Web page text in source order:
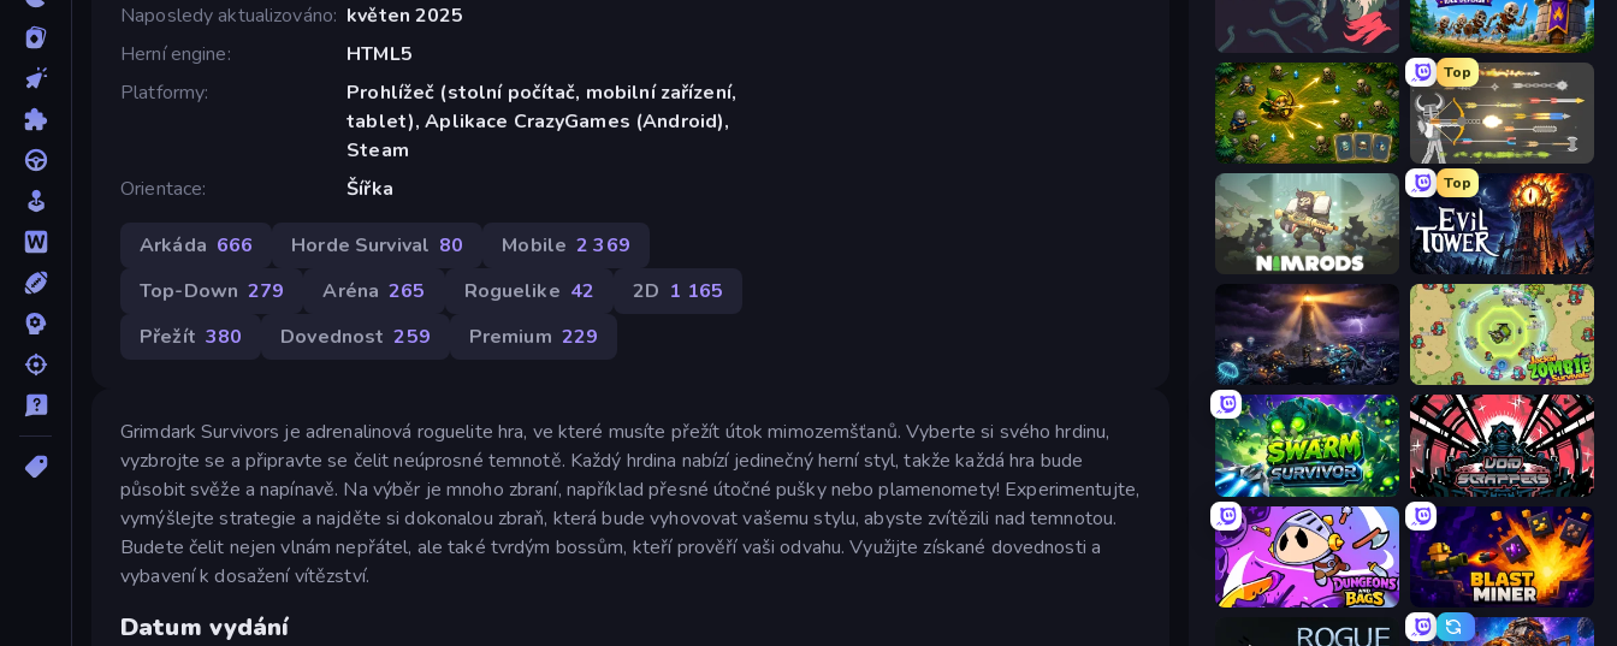
Naposledy aktualizováno květen 2025
Herní engine
HTML5
Platformy
Prohlížeč (stolní počítač, mobilní zařízení,
tablet), Aplikace CrazyGames (Android),
Steam
Orientace
Šířka
Arkáda 666 Horde Survival 80 Mobile 2 369
Top-Down 279 Aréna 265 Roguelike 42 2D 1 165
Přežít 380 Dovednost 259 Premium 229
Grimdark Survivors je adrenalinová roguelite hra, ve které musíte přežít útok mimozemšťanů. Vyberte si svého hrdinu,
vyzbrojte se a připravte se čelit neúprosné temnotě. Každý hrdina nabízí jedinečný herní styl, takže každá hra bude
působit svěže a napínavě. Na výběr je mnoho zbraní, například přesné útočné pušky nebo plamenomety! Experimentujte,
vymýšlejte strategie a najděte si dokonalou zbraň, která bude vyhovovat vašemu stylu, abyste zvítězili nad temnotou.
Budete čelit nejen vlnám nepřátel, ale také tvrdým bossům, kteří prověří vaši odvahu. Využijte získané dovednosti a
vybavení k dosažení vítězství.
Datum vydání
10 Minutes Till Dawn Mage Castle Idle Defense
Tiny Ranger
Top
Ragdoll Archers
Top
Evil Tower
The Last Lighthouse Jackal Zombie Survival
Swarm Survivor Void Scrappers
Dungeons and Bags Blast Miner